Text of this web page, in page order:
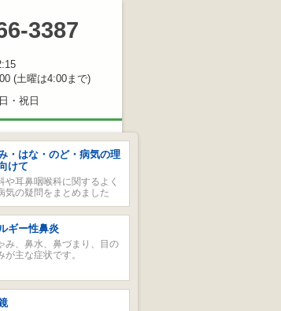
科医院
3387
(土曜は4:00まで)
・祝日
・はな・のど・病気の理
けて
や耳鼻咽喉科に関するよく
気の疑問をまとめました
ギー性鼻炎
み、鼻水、鼻づまり、目の
が主な症状です。